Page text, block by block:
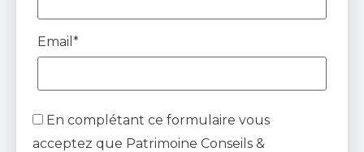
Email*
En complétant ce formulaire vous
acceptez que Patrimoine Conseils &